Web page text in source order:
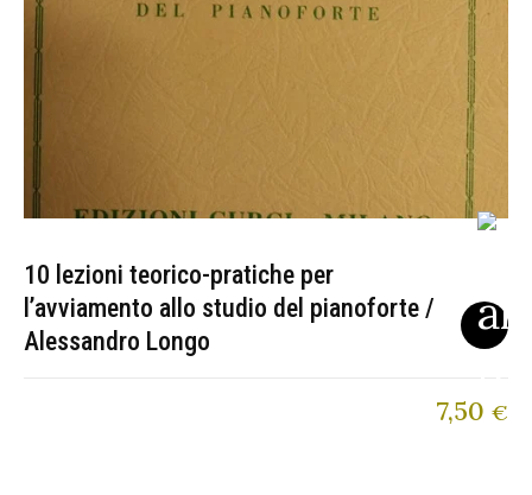
10 lezioni teorico-pratiche per
l’avviamento allo studio del pianoforte /
Alessandro Longo
7,50 €